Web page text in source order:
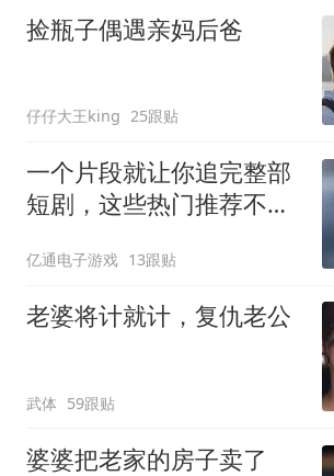
捡瓶子偶遇亲妈后爸
仔仔大王king 25跟贴
一个片段就让你追完整部
短剧，这些热门推荐不容
亿通电子游戏 13跟贴
老婆将计就计，复仇老公
武体 59跟贴
婆婆把老家的房子卖了